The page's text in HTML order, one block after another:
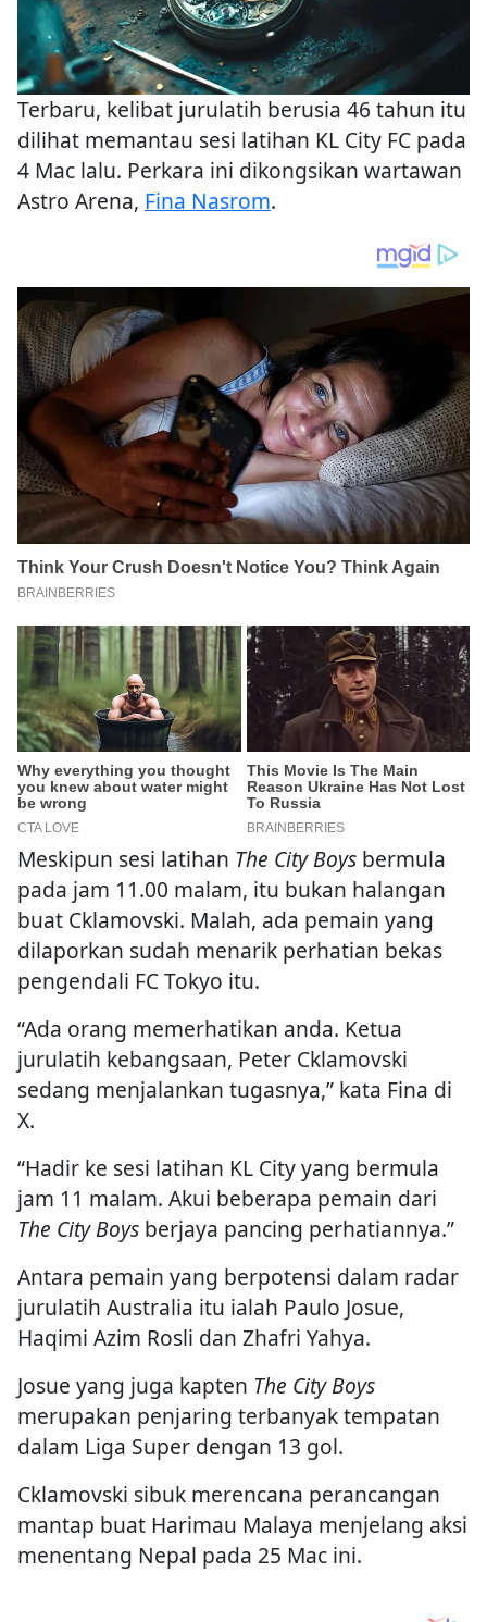
Terbaru, kelibat jurulatih berusia 46 tahun itu
dilihat memantau sesi latihan KL City FC pada
4 Mac lalu. Perkara ini dikongsikan wartawan
Astro Arena, Fina Nasrom.
Meskipun sesi latihan The City Boys bermula
pada jam 11.00 malam, itu bukan halangan
buat Cklamovski. Malah, ada pemain yang
dilaporkan sudah menarik perhatian bekas
pengendali FC Tokyo itu.
“Ada orang memerhatikan anda. Ketua
jurulatih kebangsaan, Peter Cklamovski
sedang menjalankan tugasnya,” kata Fina di
X.
“Hadir ke sesi latihan KL City yang bermula
jam 11 malam. Akui beberapa pemain dari
The City Boys berjaya pancing perhatiannya.”
Antara pemain yang berpotensi dalam radar
jurulatih Australia itu ialah Paulo Josue,
Haqimi Azim Rosli dan Zhafri Yahya.
Josue yang juga kapten The City Boys
merupakan penjaring terbanyak tempatan
dalam Liga Super dengan 13 gol.
Cklamovski sibuk merencana perancangan
mantap buat Harimau Malaya menjelang aksi
menentang Nepal pada 25 Mac ini.